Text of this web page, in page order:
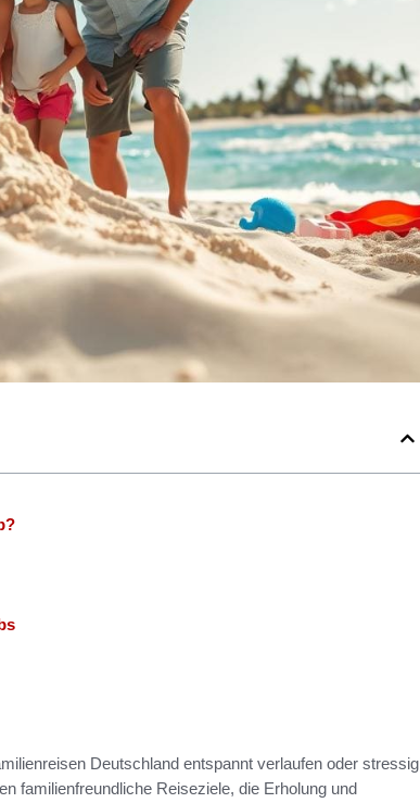
Deutschland entspannt verlaufen oder stressig
familienfreundliche Reiseziele, die Erholung und